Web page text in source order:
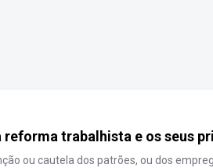
reforma trabalhista e os seus
ou cautela dos patrões, ou dos